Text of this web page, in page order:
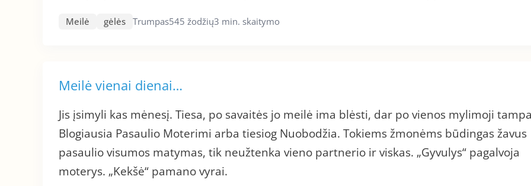
Meilė gėlės Trumpas545 žodžių3 min. skaitymo
Meilė vienai dienai…
Jis įsimyli kas mėnesį. Tiesa, po savaitės jo meilė ima blėsti, dar po vienos mylimoji
Blogiausia Pasaulio Moterimi arba tiesiog Nuobodžia. Tokiems žmonėms būdingas žavus
pasaulio visumos matymas, tik neužtenka vieno partnerio ir viskas. „Gyvulys“ pagalvoja
moterys. „Kekšė“ pamano vyrai.